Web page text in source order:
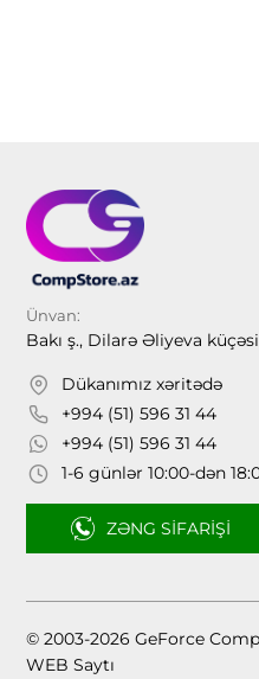
Ünvan:
Bakı ş., Dilarə Əliyeva
Dükanımız xəritədə
+994 (51) 596 31 44
+994 (51) 596 31 44
1-6 günlər 10:00-dən
ZƏNG SIFARIŞI
© 2003-2026 GeForce
WEB Saytı